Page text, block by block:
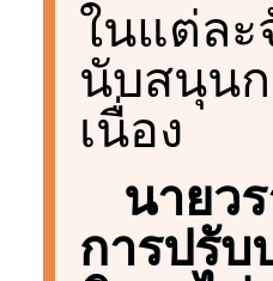
ในแต่ละ
นับสนุนก
เนื่อง
นายว
การปรั